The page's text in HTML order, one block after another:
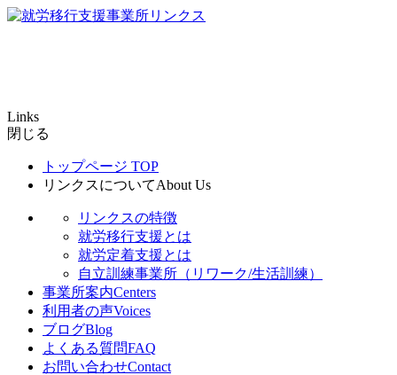
Links
閉じる
トップページ TOP
リンクスについてAbout Us
リンクスの特徴
就労移行支援とは
就労定着支援とは
自立訓練事業所（リワーク/生活訓練）
事業所案内Centers
利用者の声Voices
ブログBlog
よくある質問FAQ
お問い合わせContact